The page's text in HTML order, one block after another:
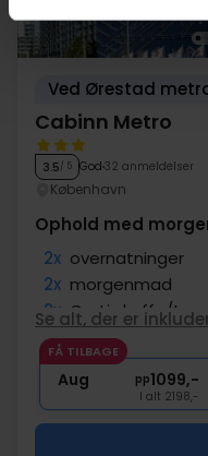
Ved Ørestad
Cabinn Metro
3.5/ 5 God 32 anmeldelser
København
Ophold med
2x overnatninger
2x morgenmad
2x Gratis kaffe/te
2x Gratis parkering
∞ Tæt på
Se alt, der er
FÅ TILBAGE
Aug pp1099,-
I alt 2198,-